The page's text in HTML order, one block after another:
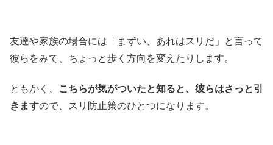
友達や家族の場合には「まずい、あれはスリだ」と言って
彼らをみて、ちょっと歩く方向を変えたりします。
ともかく、 こちらが気がついたと知ると、彼らはさっと引
きますので、スリ防止策のひとつになります。